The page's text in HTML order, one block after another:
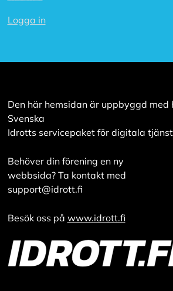
Logga in
Den här hemsidan är uppbyggd med
Svenska
Idrotts servicepaket för digitala
Behöver din förening en ny
webbsida? Ta kontakt med
support@idrott.fi
Besök oss på www.idrott.fi